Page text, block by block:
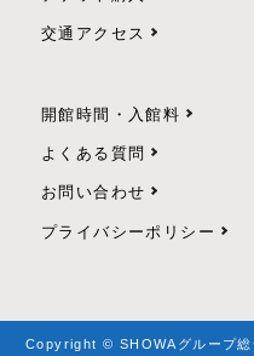
交通アクセス
開館時間・入館料
よくある質問
お問い合わせ
プライバシーポリシー
Copyright © SHOWAグループ